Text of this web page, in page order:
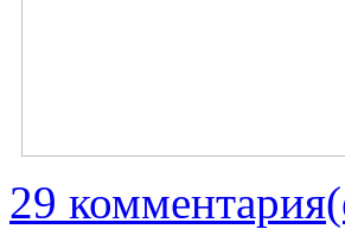
29